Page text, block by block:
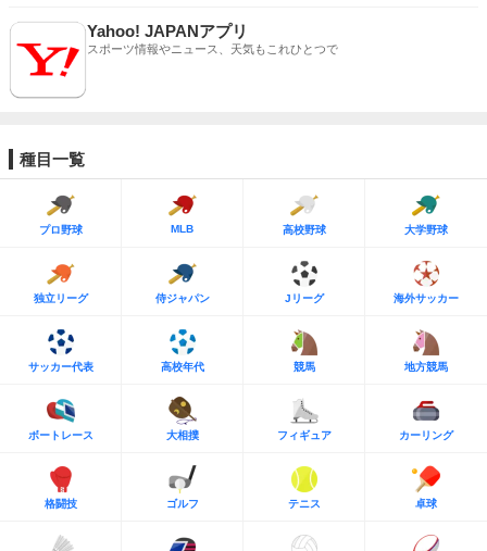
Yahoo! JAPANアプリ
スポーツ情報やニュース、天気もこれひとつで
種目一覧
プロ野球 MLB 高校野球 大学野球
独立リーグ 侍ジャパン Jリーグ 海外サッカー
サッカー代表 高校年代 競馬 地方競馬
ボートレース 大相撲 フィギュア カーリング
格闘技 ゴルフ テニス 卓球